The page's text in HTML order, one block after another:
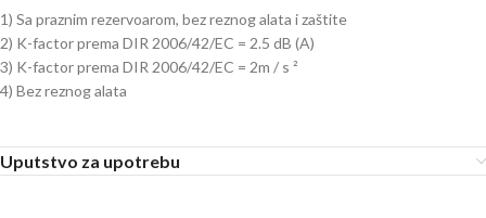
1) Sa praznim rezervoarom, bez reznog alata i zaštite
2) K-factor prema DIR 2006/42/EC = 2.5 dB (A)
3) K-factor prema DIR 2006/42/EC = 2m / s ²
4) Bez reznog alata
Uputstvo za upotrebu